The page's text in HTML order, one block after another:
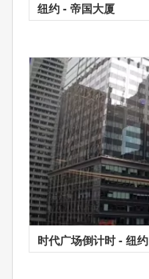
纽约 - 帝国大厦
时代广场倒计时 - 纽约